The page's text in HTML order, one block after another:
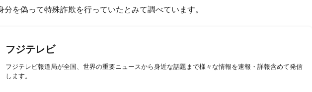
分を偽って特殊詐欺を行っていたとみて調べています。
フジテレビ
フジテレビ報道局が全国、世界の重要ニュースから身近な話題まで様々な情報を速報・詳報含めて発信
します。